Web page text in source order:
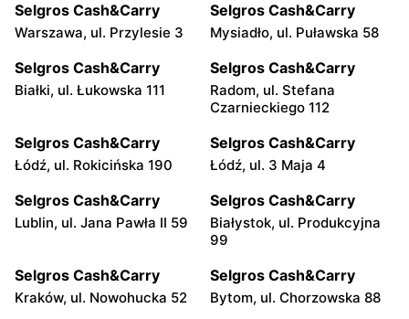
Selgros Cash&Carry
Warszawa, ul. Przylesie 3
Selgros Cash&Carry
Mysiadło, ul. Puławska 58
Selgros Cash&Carry
Białki, ul. Łukowska 111
Selgros Cash&Carry
Radom, ul. Stefana
Czarnieckiego 112
Selgros Cash&Carry
Łódź, ul. Rokicińska 190
Selgros Cash&Carry
Łódź, ul. 3 Maja 4
Selgros Cash&Carry
Lublin, ul. Jana Pawła II 59
Selgros Cash&Carry
Białystok, ul. Produkcyjna
99
Selgros Cash&Carry
Kraków, ul. Nowohucka 52
Selgros Cash&Carry
Bytom, ul. Chorzowska 88